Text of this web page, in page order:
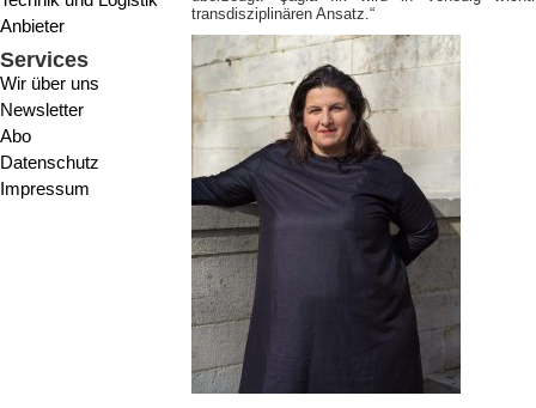
Anbieter
Services
Wir über uns
Newsletter
Abo
Datenschutz
Impressum
transdisziplinären Ansatz.“